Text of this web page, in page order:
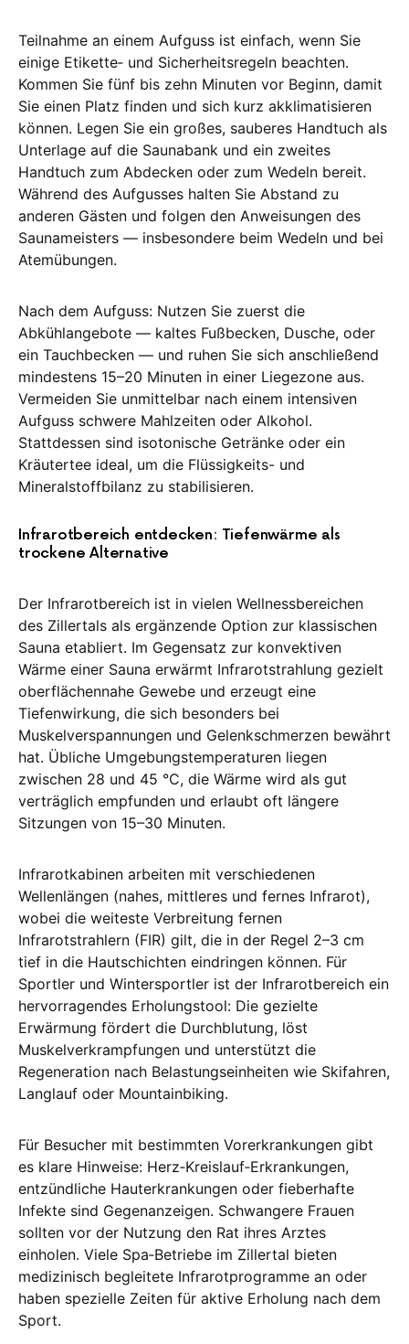
Teilnahme an einem Aufguss ist einfach, wenn Sie
einige Etikette‑ und Sicherheitsregeln beachten.
Kommen Sie fünf bis zehn Minuten vor Beginn, damit
Sie einen Platz finden und sich kurz akklimatisieren
können. Legen Sie ein großes, sauberes Handtuch als
Unterlage auf die Saunabank und ein zweites
Handtuch zum Abdecken oder zum Wedeln bereit.
Während des Aufgusses halten Sie Abstand zu
anderen Gästen und folgen den Anweisungen des
Saunameisters — insbesondere beim Wedeln und bei
Atemübungen.
Nach dem Aufguss: Nutzen Sie zuerst die
Abkühlangebote — kaltes Fußbecken, Dusche, oder
ein Tauchbecken — und ruhen Sie sich anschließend
mindestens 15–20 Minuten in einer Liegezone aus.
Vermeiden Sie unmittelbar nach einem intensiven
Aufguss schwere Mahlzeiten oder Alkohol.
Stattdessen sind isotonische Getränke oder ein
Kräutertee ideal, um die Flüssigkeits- und
Mineralstoffbilanz zu stabilisieren.
Infrarotbereich entdecken: Tiefenwärme als
trockene Alternative
Der Infrarotbereich ist in vielen Wellnessbereichen
des Zillertals als ergänzende Option zur klassischen
Sauna etabliert. Im Gegensatz zur konvektiven
Wärme einer Sauna erwärmt Infrarotstrahlung gezielt
oberflächennahe Gewebe und erzeugt eine
Tiefenwirkung, die sich besonders bei
Muskelverspannungen und Gelenkschmerzen bewährt
hat. Übliche Umgebungstemperaturen liegen
zwischen 28 und 45 °C, die Wärme wird als gut
verträglich empfunden und erlaubt oft längere
Sitzungen von 15–30 Minuten.
Infrarotkabinen arbeiten mit verschiedenen
Wellenlängen (nahes, mittleres und fernes Infrarot),
wobei die weiteste Verbreitung fernen
Infrarotstrahlern (FIR) gilt, die in der Regel 2–3 cm
tief in die Hautschichten eindringen können. Für
Sportler und Wintersportler ist der Infrarotbereich ein
hervorragendes Erholungstool: Die gezielte
Erwärmung fördert die Durchblutung, löst
Muskelverkrampfungen und unterstützt die
Regeneration nach Belastungseinheiten wie Skifahren,
Langlauf oder Mountainbiking.
Für Besucher mit bestimmten Vorerkrankungen gibt
es klare Hinweise: Herz‑Kreislauf‑Erkrankungen,
entzündliche Hauterkrankungen oder fieberhafte
Infekte sind Gegenanzeigen. Schwangere Frauen
sollten vor der Nutzung den Rat ihres Arztes
einholen. Viele Spa‑Betriebe im Zillertal bieten
medizinisch begleitete Infrarotprogramme an oder
haben spezielle Zeiten für aktive Erholung nach dem
Sport.